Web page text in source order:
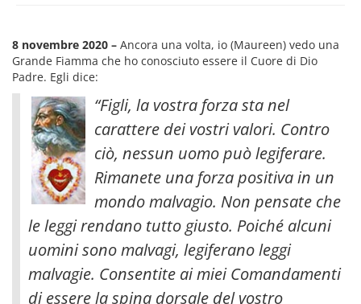
8 novembre 2020 – Ancora una volta, io (Maureen) vedo una
Grande Fiamma che ho conosciuto essere il Cuore di Dio
Padre. Egli dice:
“Figli, la vostra forza sta nel
carattere dei vostri valori. Contro
ciò, nessun uomo può legiferare.
Rimanete una forza positiva in un
mondo malvagio. Non pensate che
le leggi rendano tutto giusto. Poiché alcuni
uomini sono malvagi, legiferano leggi
malvagie. Consentite ai miei Comandamenti
di essere la spina dorsale del vostro